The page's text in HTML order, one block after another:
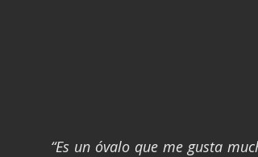
“Es un óvalo que me gusta